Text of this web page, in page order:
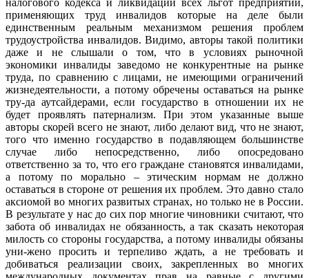
налогового кодекса и ликвидации всех льгот предприятий,
применяющих труд инвалидов которые на деле были
единственным реальным механизмом решения проблем
трудоустройства инвалидов. Видимо, авторы такой политики
даже и не слышали о том, что в условиях рыночной
экономики инвалиды заведомо не конкурентные на рынке
труда, по сравнению с лицами, не имеющими ограничений
жизнедеятельности, а потому обречены оставаться на рынке
тру-да аутсайдерами, если государство в отношении их не
будет проявлять патернализм. При этом указанные выше
авторы скорей всего не знают, либо делают вид, что не знают,
того что именно государство в подавляющем большинстве
случае либо непосредственно, либо опосредовано
ответственно за то, что его граждане становятся инвалидами,
а потому по морально – этическим нормам не должно
оставаться в стороне от решения их проблем. Это давно стало
аксиомой во многих развитых странах, но только не в России.
В результате у нас до сих пор многие чиновники считают, что
забота об инвалидах не обязанность, а так сказать некоторая
милость со стороны государства, а потому инвалиды обязаны
уни-жено просить и терпеливо ждать, а не требовать и
добиваться реализации своих, закрепленных во многих